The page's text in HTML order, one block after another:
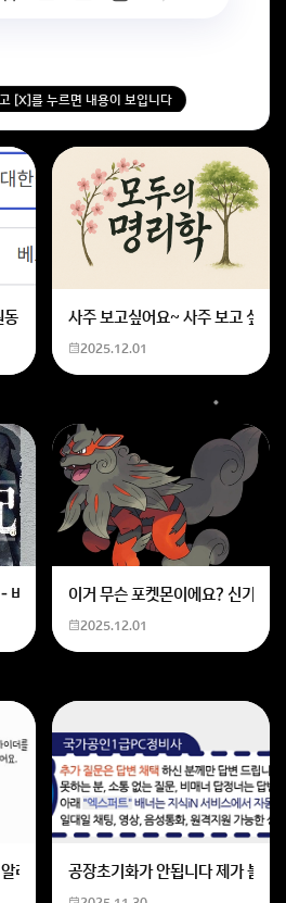
[X]를 누르면 내용이 보입니다
한화 계산할때0하나 빼고 나누기 2하면
사주 보고싶어요~ 사주 보고 싶
2025.12.01
비행 마법 저격 여자 기억하기로는 위의 내
이거 무슨 포켓몬이에요? 신기하
2025.12.01
려주세요공장초기화가 안됩니다 제가 볼륨